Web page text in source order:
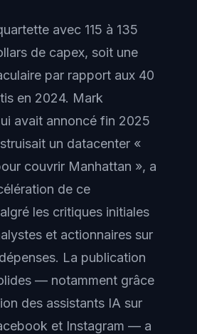
avec 115 à 135
de capex, soit une
par rapport aux 40
en 2024. Mark
avait annoncé fin 2025
un datacenter «
couvrir Manhattan », a
de ce
les critiques initiales
et actionnaires sur
La publication
— notamment grâce
des assistants IA sur
et Instagram — a